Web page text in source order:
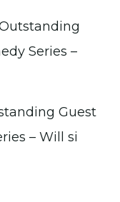
Series –
Guest
– Will si